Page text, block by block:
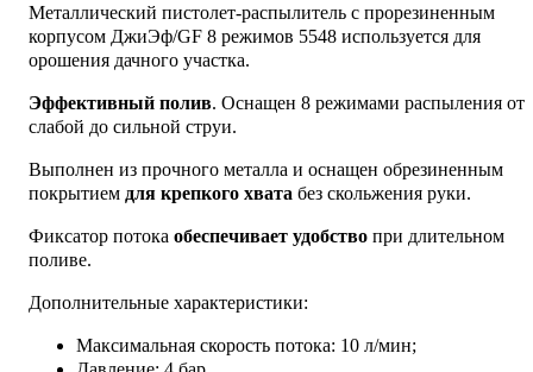
Металлический пистолет-распылитель с прорезиненным
корпусом ДжиЭф/GF 8 режимов 5548 используется для
орошения дачного участка.
Эффективный полив. Оснащен 8 режимами распыления от
слабой до сильной струи.
Выполнен из прочного металла и оснащен обрезиненным
покрытием для крепкого хвата без скольжения руки.
Фиксатор потока обеспечивает удобство при длительном
поливе.
Дополнительные характеристики:
Максимальная скорость потока: 10 л/мин;